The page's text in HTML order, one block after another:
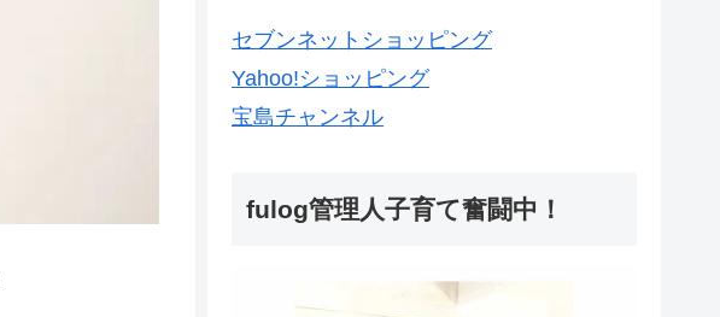
セブンネットショッピング
Yahoo!ショッピング
宝島チャンネル
fulog管理人子育て奮闘中！